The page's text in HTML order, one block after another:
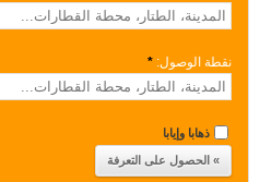
نقطة الوصول: *
ذهابا وإيابا